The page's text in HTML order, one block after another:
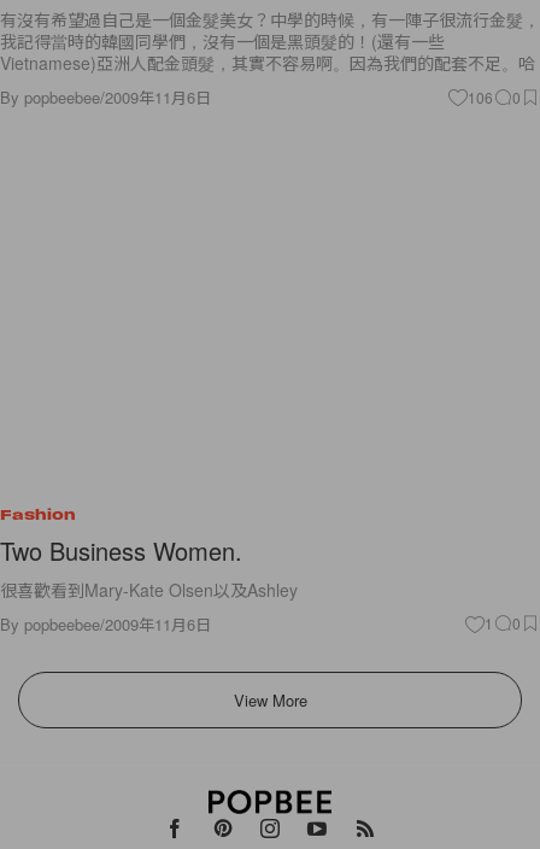
有沒有希望過自己是一個金髮美女？中學的時候，有一陣子很流行金髮，
我記得當時的韓國同學們，沒有一個是黑頭髮的！(還有一些
Vietnamese)亞洲人配金頭髮，其實不容易啊。因為我們的配套不足。哈
By popbeebee/2009年11月6日 106 0
Fashion
Two Business Women.
很喜歡看到Mary-Kate Olsen以及Ashley
By popbeebee/2009年11月6日 1 0
View More